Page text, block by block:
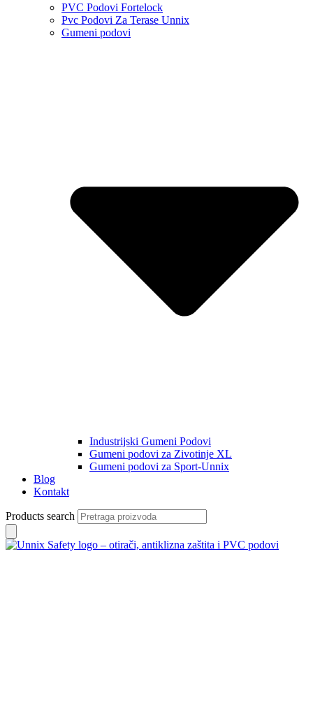
PVC Podovi Fortelock
Pvc Podovi Za Terase Unnix
Gumeni podovi
Industrijski Gumeni Podovi
Gumeni podovi za Zivotinje XL
Gumeni podovi za Sport-Unnix
Blog
Kontakt
Products search